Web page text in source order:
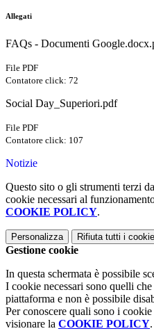
Allegati
FAQs - Documenti
File PDF
Contatore click: 72
Social Day_Superiori.pdf
File PDF
Contatore click: 107
Notizie
Questo sito o gli strumenti terzi
cookie necessari al
COOKIE POLICY.
Personalizza Rifiuta tutti i
Gestione cookie
In questa schermata è possibile
I cookie necessari sono quelli
piattaforma e non è possibile
Per conoscere quali sono i
visionare la COOKIE POLICY.